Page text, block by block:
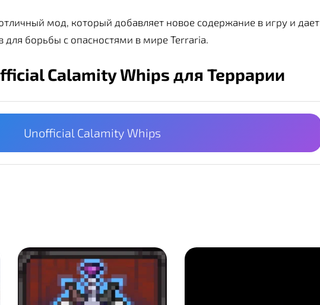
мод, который добавляет новое содержание в игру и дает
борьбы с опасностями в мире Terraria.
Calamity Whips для Террарии
Unofficial Calamity Whips